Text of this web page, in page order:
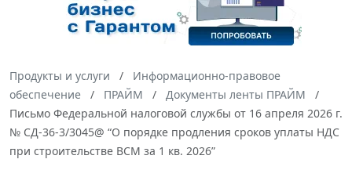
Продукты и услуги
Информационно-правовое
обеспечение
ПРАЙМ
Документы ленты ПРАЙМ
Письмо Федеральной налоговой службы от 16 апреля 2026 г.
№ СД-36-3/3045@ “О порядке продления сроков уплаты НДС
при строительстве ВСМ за 1 кв. 2026”